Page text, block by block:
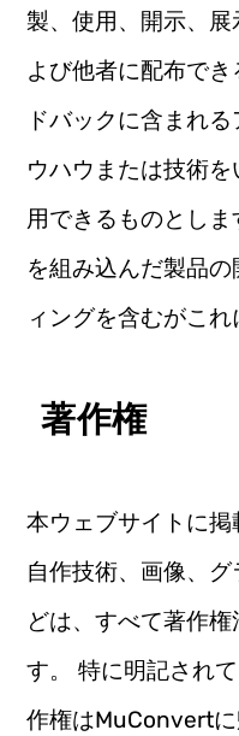
製、使用、開示、
よび他者に配布で
ドバックに含まれ
ウハウまたは技術
用できるものとし
を組み込んだ製品
ィングを含むがこれ
著作権
本ウェブサイトに掲
自作技術、画像、
どは、すべて著作
す。 特に明記され
作権はMuConvert